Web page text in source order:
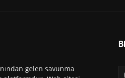
gelen savunma